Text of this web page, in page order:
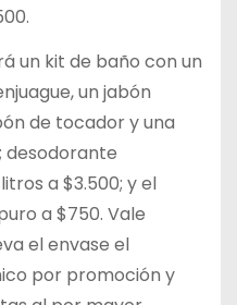
un kit de baño con un
un jabón
de tocador y una
desodorante
a $3.500; y el
a $750. Vale
el envase el
por promoción y